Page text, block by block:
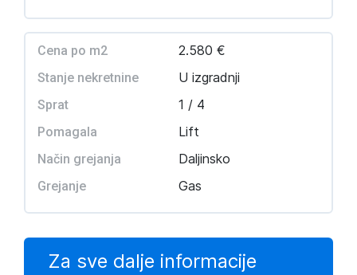
Cena po m2 2.580 €
Stanje nekretnine U izgradnji
Sprat 1 / 4
Pomagala Lift
Način grejanja Daljinsko
Grejanje Gas
Za sve dalje informacije